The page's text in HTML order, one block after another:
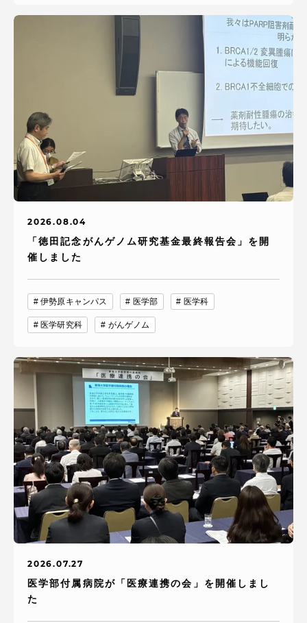
2026.08.04
「徳田記念がんゲノム研究基金最終報告会」を開
催しました
伊勢原キャンパス 医学部 医学科
医学研究科 がんゲノム
2026.07.27
医学部付属病院が「医療連携の会」を開催しまし
た